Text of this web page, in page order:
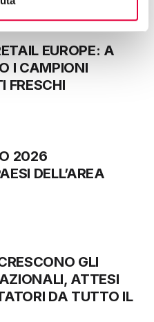
EUROPE: A
I CAMPIONI
FRESCHI
2026
DELL’AREA
GLI
ATTESI
DA TUTTO IL